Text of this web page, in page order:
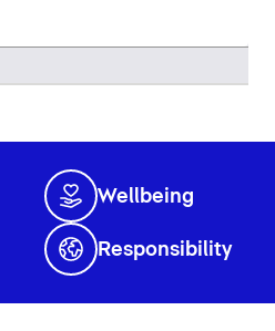
Wellbeing
Responsibility